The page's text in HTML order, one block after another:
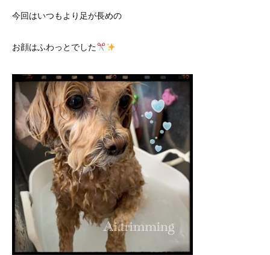
今回はいつもより足が長めの
お顔はふわっとでした